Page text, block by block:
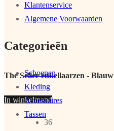
The Seller enkellaarzen - Blauw
In winkelmand
36
Klantenservice
Algemene Voorwaarden
Categorieën
Schoenen
Kleding
Accessoires
Tassen